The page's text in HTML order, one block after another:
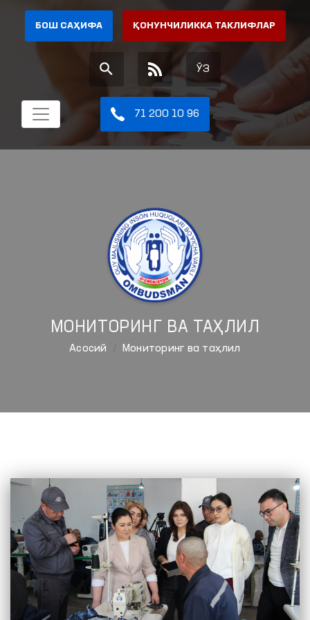
БОШ САҲИФА ҚОНУНЧИЛИККА ТАКЛИФЛАР
ЎЗ
71 200 10 96
МОНИТОРИНГ ВА ТАҲЛИЛ
Aсосий Мониторинг ва таҳлил